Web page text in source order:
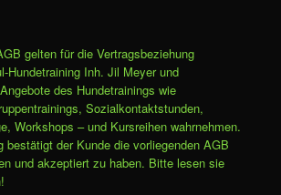
gelten für die Vertragsbeziehung
Hundetraining Inh. Jil Meyer und
des Hundetrainings wie
Sozialkontaktstunden,
Workshops – und Kursreihen wahrnehmen.
bestätigt der Kunde die vorliegenden AGB
und akzeptiert zu haben. Bitte lesen sie